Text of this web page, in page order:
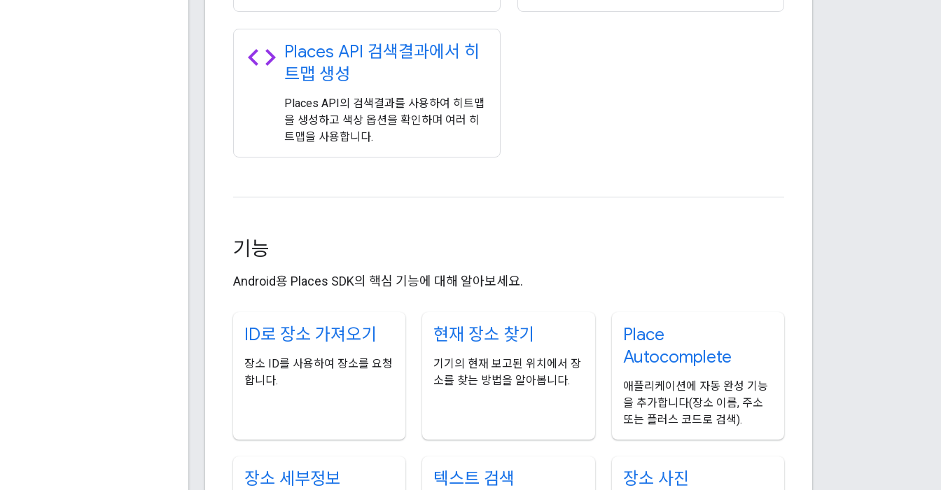
code Places API 검색결과에서 히
트맵 생성
Places API의 검색결과를 사용하여 히트맵
을 생성하고 색상 옵션을 확인하며 여러 히
트맵을 사용합니다.
기능
Android용 Places SDK의 핵심 기능에 대해 알아보세요.
ID로 장소 가져오기
장소 ID를 사용하여 장소를 요청
합니다.
현재 장소 찾기
기기의 현재 보고된 위치에서 장
소를 찾는 방법을 알아봅니다.
Place
Autocomplete
애플리케이션에 자동 완성 기능
을 추가합니다(장소 이름, 주소
또는 플러스 코드로 검색).
장소 세부정보 텍스트 검색 장소 사진